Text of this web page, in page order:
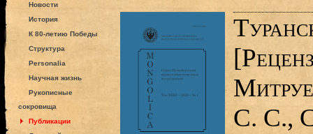
Новости
История
К 80-летию Победы
Структура
Personalia
Научная жизнь
Рукописные
сокровища
Публикации
С. С.,